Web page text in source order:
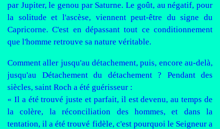
par Jupiter, le genou par Saturne. Le goût, au négatif, pour
la solitude et l'ascèse, viennent peut-être du signe du
Capricorne. C'est en dépassant tout ce conditionnement
que l'homme retrouve sa nature véritable.
Comment aller jusqu'au détachement, puis, encore au-delà,
jusqu'au Détachement du détachement ? Pendant des
siècles, saint Roch a été guérisseur :
« Il a été trouvé juste et parfait, il est devenu, au temps de
la colère, la réconciliation des hommes, et dans la
tentation, il a été trouvé fidèle, c'est pourquoi le Seigneur a